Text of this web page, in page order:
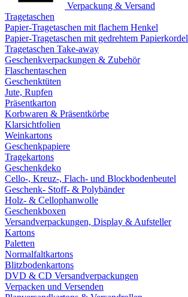
Verpackung & Versand
Tragetaschen
Papier-Tragetaschen mit flachem Henkel
Papier-Tragetaschen mit gedrehtem Papierkordel
Tragetaschen Take-away
Geschenkverpackungen & Zubehör
Flaschentaschen
Geschenktüten
Jute, Rupfen
Präsentkarton
Korbwaren & Präsentkörbe
Klarsichtfolien
Weinkartons
Geschenkpapiere
Tragekartons
Geschenkdeko
Cello-, Kreuz-, Flach- und Blockbodenbeutel
Geschenk- Stoff- & Polybänder
Holz- & Cellophanwolle
Geschenkboxen
Versandverpackungen, Display & Aufsteller
Kartons
Paletten
Normalfaltkartons
Blitzbodenkartons
DVD & CD Versandverpackungen
Verpacken und Versenden